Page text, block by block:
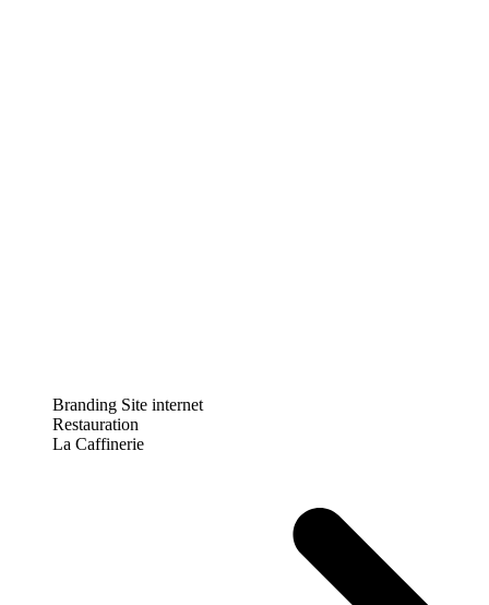
Branding Site internet
Restauration
La Caffinerie